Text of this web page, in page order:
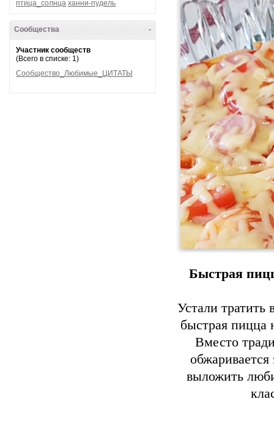
птица_солнца ханни-пудель
-
Сообщества
Участник сообществ
(Всего в списке: 1)
Сообщество_Любимые_ЦИТАТЫ
Быстрая
Устали
быстрая пицца
Вместо
выложить